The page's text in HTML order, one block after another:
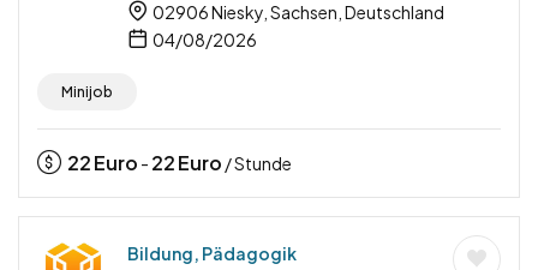
02906 Niesky, Sachsen, Deutschland
04/08/2026
Minijob
22Euro - 22Euro / Stunde
Bildung, Pädagogik